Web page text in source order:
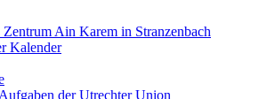
Zentrum Ain Karem in Stranzenbach
Kalender
der Utrechter Union